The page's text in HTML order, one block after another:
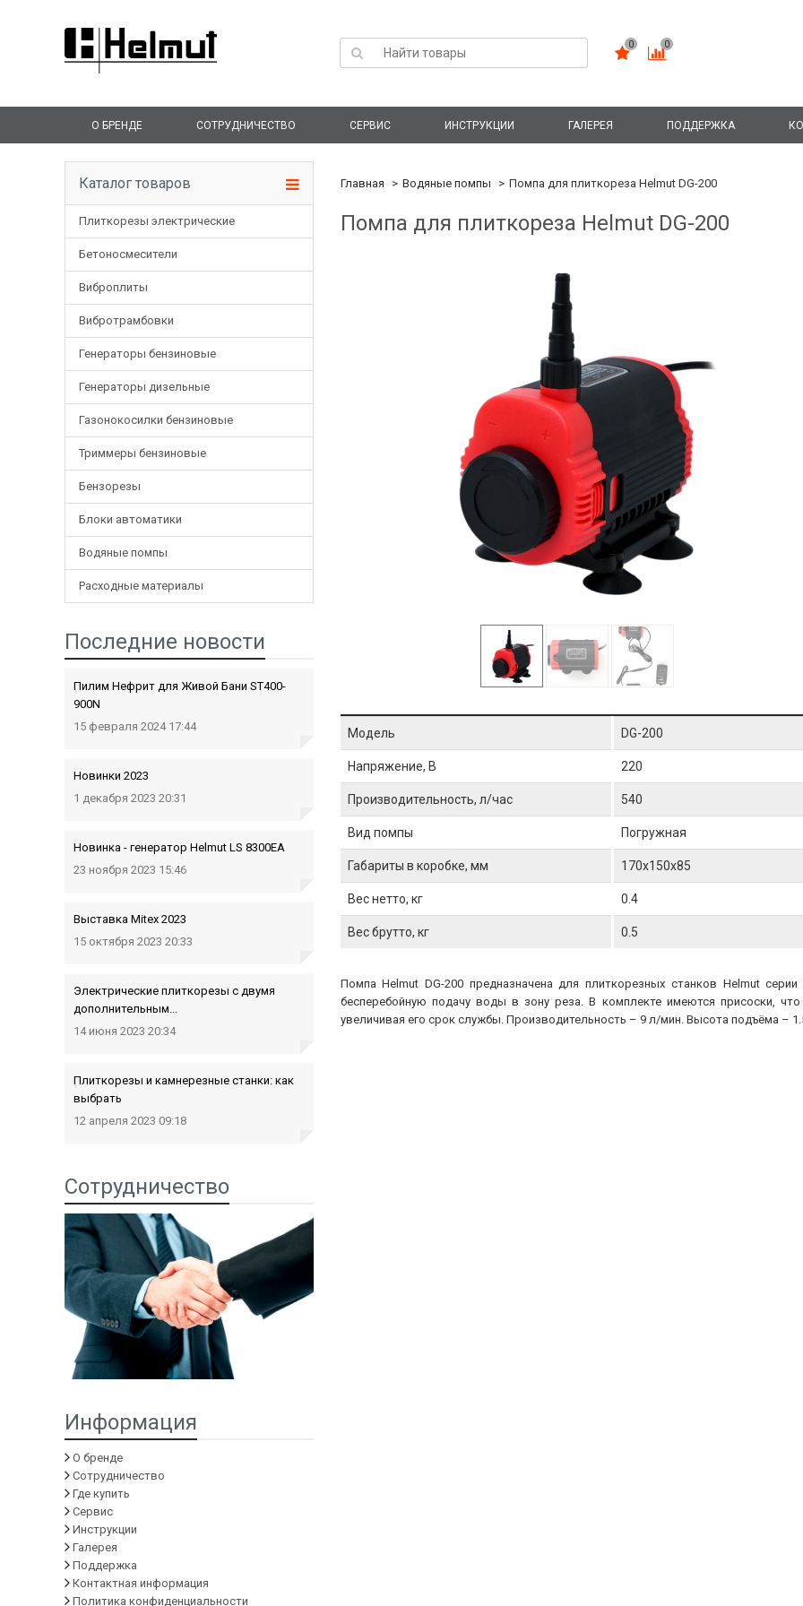
0 0
О БРЕНДЕ СОТРУДНИЧЕСТВО СЕРВИС ИНСТРУКЦИИ ГАЛЕРЕЯ ПОДДЕРЖКА
Каталог товаров
Плиткорезы электрические
Бетоносмесители
Виброплиты
Вибротрамбовки
Генераторы бензиновые
Генераторы дизельные
Газонокосилки бензиновые
Триммеры бензиновые
Бензорезы
Блоки автоматики
Водяные помпы
Расходные материалы
Последние новости
Пилим Нефрит для Живой Бани ST400-
900N
15 февраля 2024 17:44
Новинки 2023
1 декабря 2023 20:31
Новинка - генератор Helmut LS 8300EA
23 ноября 2023 15:46
Выставка Mitex 2023
15 октября 2023 20:33
Электрические плиткорезы с двумя
дополнительным...
14 июня 2023 20:34
Плиткорезы и камнерезные станки: как
выбрать
12 апреля 2023 09:18
Сотрудничество
Информация
О бренде
Сотрудничество
Где купить
Сервис
Инструкции
Галерея
Поддержка
Контактная информация
Политика конфиденциальности
Главная Водяные помпы Помпа для плиткореза Helmut DG-200
Помпа для плиткореза Helmut DG-200
Модель DG-200
Напряжение, В 220
Производительность, л/час 540
Вид помпы Погружная
Габариты в коробке, мм 170x150x85
Вес нетто, кг 0.4
Вес брутто, кг 0.5
Помпа Helmut DG-200 предназначена для плиткорезных станков Helmut
бесперебойную подачу воды в зону реза. В комплекте имеются присоски,
увеличивая его срок службы. Производительность – 9 л/мин. Высота подъёма –